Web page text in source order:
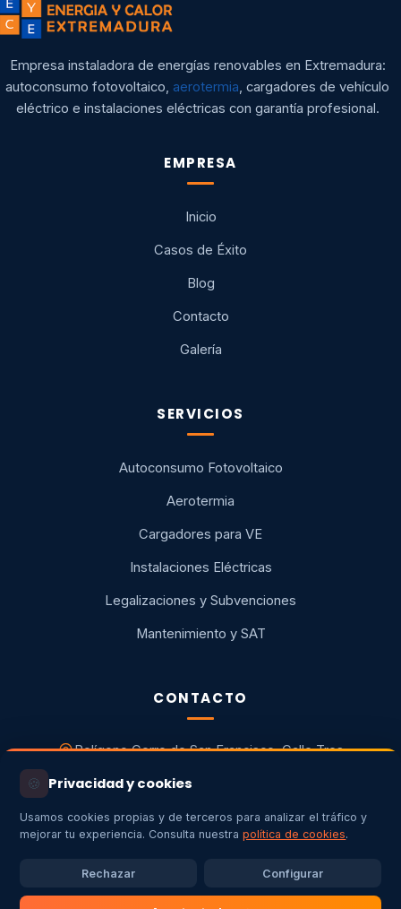
Empresa instaladora de energías renovables en Extremadura:
autoconsumo fotovoltaico,aerotermia , cargadores de vehículo
eléctrico e instalaciones eléctricas con garantía profesional.
EMPRESA
Inicio
Casos de Éxito
Blog
Contacto
Galería
SERVICIOS
Autoconsumo Fotovoltaico
Aerotermia
Cargadores para VE
Instalaciones Eléctricas
Legalizaciones y Subvenciones
Mantenimiento y SAT
CONTACTO
Polígono Cerro de San Francisco, Calle Tres
info@energiaycalorextremadura.es
🍪 Privacidad y cookies
Usamos cookies propias y de terceros para analizar el tráfico y
mejorar tu experiencia. Consulta nuestrapolítica de cookies.
Rechazar Configurar